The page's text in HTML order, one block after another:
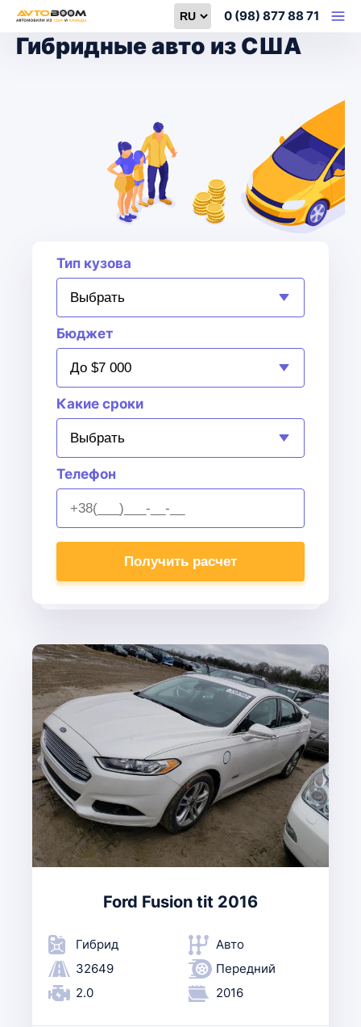
Select language
0 (98) 877 88 71
Гибридные авто из США
Тип кузова
Бюджет
Какие сроки
Телефон
Ford Fusion tit 2016
Гибрид
32649
2.0
Авто
Передний
2016